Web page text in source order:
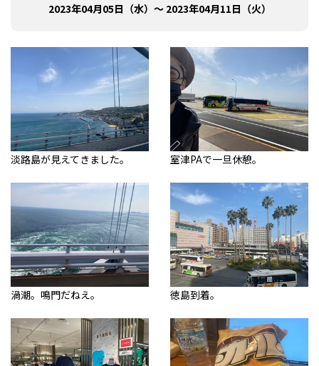
2023年04月05日（水）～ 2023年04月11日（火）
淡路島が見えてきました。 室津PAで一旦休憩。
渦潮。鳴門だねえ。 徳島到着。